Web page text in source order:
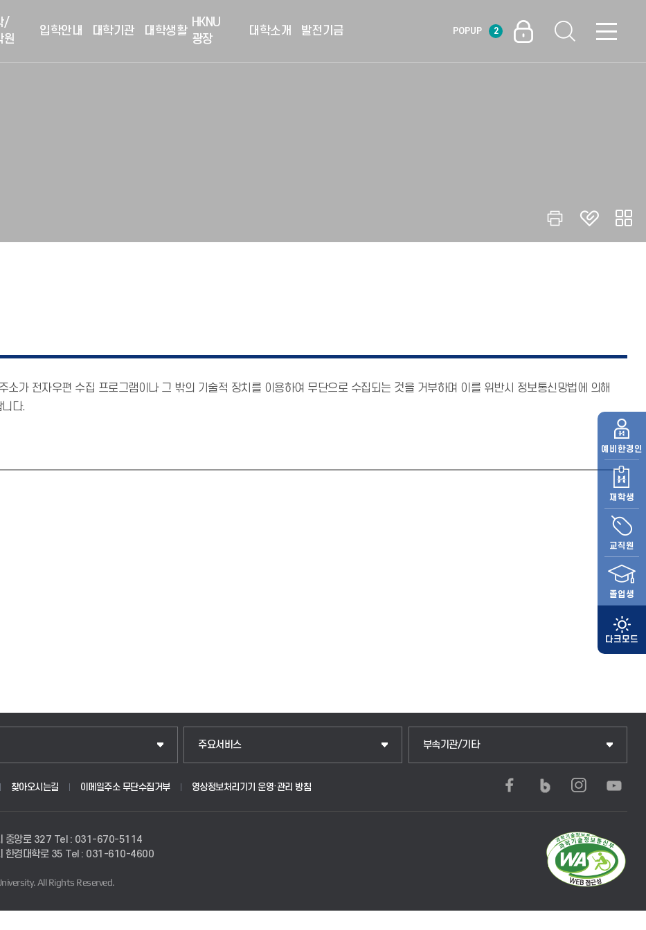
/
원
입학안내 대학기관 대학생활
HKNU
광장
대학소개 발전기금 POPUP 2
예비 한경인
재학생
교직원
졸업생
소가 전자우편 수집 프로그램이나 그 밖의 기술적 장치를 이용하여 무단으로 수집되는 것을 거부하며 이를 위반시 정보통신망법에 의해
다.
주요서비스 부속기관/기타
찾아오시는길 이메일주소 무단수집거부 영상정보처리기기 운영·관리 방침
중앙로 327 Tel : 031-670-5114
경대학로 35 Tel : 031-610-4600
All Rights Reserved.